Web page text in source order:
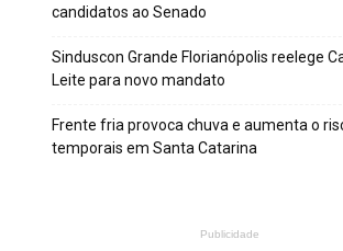
candidatos ao Senado
Sinduscon Grande Florianópolis reelege
Leite para novo mandato
Frente fria provoca chuva e aumenta o
temporais em Santa Catarina
Publicidade